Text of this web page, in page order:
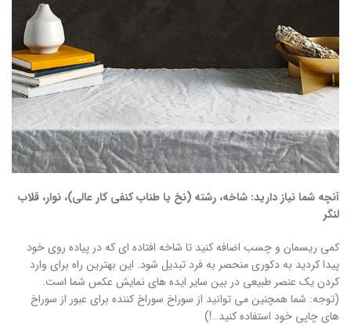
آنچه شما نیاز دارید: شاخه، رشته (نخ یا طناب کنفی کار عالی)، نوار، قلاب
لنگر
کمی ریسمان و چسب اضافه کنید تا شاخه افتاده ای که در پیاده روی خود
پیدا کردید به دکوری منحصر به فرد تبدیل شود. این بهترین راه برای وارد
کردن یک عنصر طبیعی در بین سایر ایده های نمایش عکس شما است.
(توجه: شما همچنین می توانید از سوراخ سوراخ کننده برای عبور از سوراخ
های چاپی خود استفاده کنید…!)